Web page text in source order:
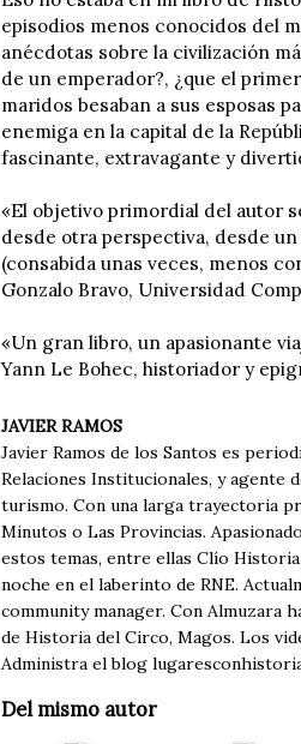
episodios menos conocidos del
anécdotas sobre la civilización
de un emperador?, ¿que el
maridos besaban a sus esposas
enemiga en la capital de la
fascinante, extravagante y
«El objetivo primordial del autor
desde otra perspectiva, desde
(consabida unas veces, menos
Gonzalo Bravo, Universidad
«Un gran libro, un apasionante
Yann Le Bohec, historiador y
JAVIER RAMOS
Javier Ramos de los Santos es
Relaciones Institucionales, y agente
turismo. Con una larga trayectoria
Minutos o Las Provincias.
estos temas, entre ellas Clío
noche en el laberinto de RNE.
community manager. Con Almuzara
de Historia del Circo, Magos. Los
Administra el blog
Del mismo autor